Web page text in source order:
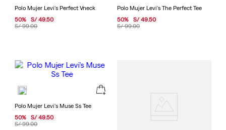
Polo Mujer Levi's Perfect Vneck
S/ 99.00
50% S/ 49.50
Polo Mujer Levi's The Perfect Tee
S/ 99.00
50% S/ 49.50
Polo Mujer Levi's Muse Ss Tee
S/ 99.00
50% S/ 49.50